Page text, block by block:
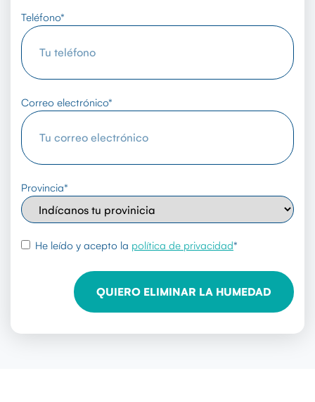
Teléfono*
Correo electrónico*
Provincia*
rgpd*
He leído y acepto la política de privacidad*